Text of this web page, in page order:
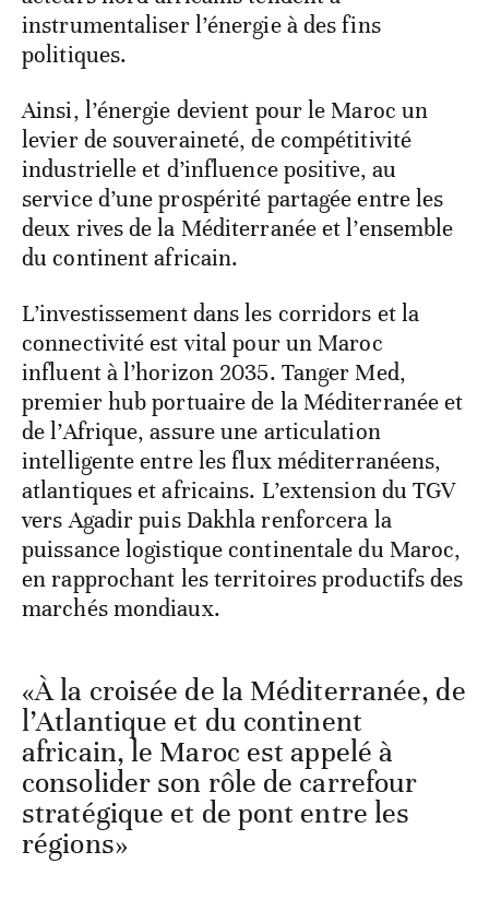
instrumentaliser l’énergie à des fins
politiques.
Ainsi, l’énergie devient pour le Maroc un
levier de souveraineté, de compétitivité
industrielle et d’influence positive, au
service d’une prospérité partagée entre les
deux rives de la Méditerranée et l’ensemble
du continent africain.
L’investissement dans les corridors et la
connectivité est vital pour un Maroc
influent à l’horizon 2035. Tanger Med,
premier hub portuaire de la Méditerranée et
de l’Afrique, assure une articulation
intelligente entre les flux méditerranéens,
atlantiques et africains. L’extension du TGV
vers Agadir puis Dakhla renforcera la
puissance logistique continentale du Maroc,
en rapprochant les territoires productifs des
marchés mondiaux.
«À la croisée de la Méditerranée, de
l’Atlantique et du continent
africain, le Maroc est appelé à
consolider son rôle de carrefour
stratégique et de pont entre les
régions»